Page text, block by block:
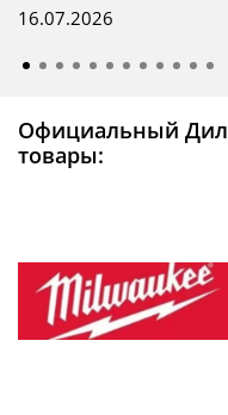
16.07.2026
Официальный
товары: